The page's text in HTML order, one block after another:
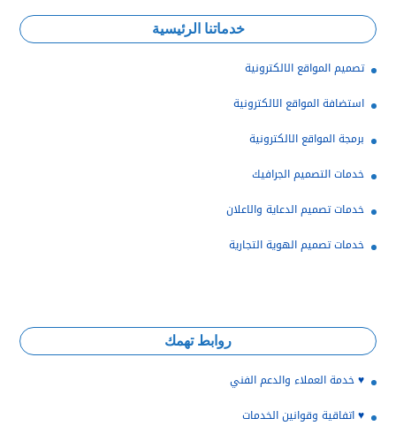
خدماتنا الرئيسية
تصميم المواقع الالكترونية
استضافة المواقع الالكترونية
برمجة المواقع الالكترونية
خدمات التصميم الجرافيك
خدمات تصميم الدعاية والاعلان
خدمات تصميم الهوية التجارية
روابط تهمك
♥️ خدمة العملاء والدعم الفني
♥️ اتفاقية وقوانين الخدمات